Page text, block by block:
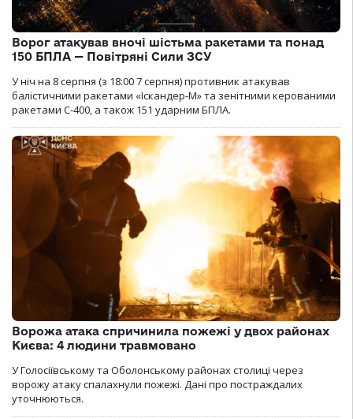
Ворог атакував вночі шістьма ракетами та понад
150 БПЛА — Повітряні Сили ЗСУ
У ніч на 8 серпня (з 18:00 7 серпня) противник атакував
балістичними ракетами «Іскандер-М» та зенітними керованими
ракетами С-400, а також 151 ударним БПЛА.
Ворожа атака спричинила пожежі у двох районах
Києва: 4 людини травмовано
У Голосіївському та Оболонському районах столиці через
ворожу атаку спалахнули пожежі. Дані про постраждалих
уточнюються.